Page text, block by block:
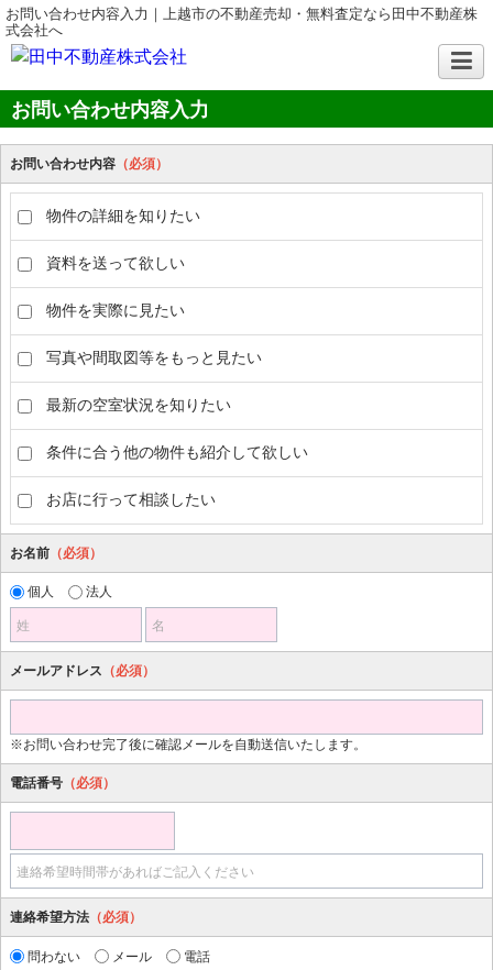
お問い合わせ内容入力｜上越市の不動産売却・無料査定なら田中不動産株
式会社へ
お問い合わせ内容入力
お問い合わせ内容 （必須）
物件の詳細を知りたい
資料を送って欲しい
物件を実際に見たい
写真や間取図等をもっと見たい
最新の空室状況を知りたい
条件に合う他の物件も紹介して欲しい
お店に行って相談したい
お名前 （必須）
個人 法人
姓 名
メールアドレス （必須）
※お問い合わせ完了後に確認メールを自動送信いたします。
電話番号 （必須）
連絡希望時間帯があればご記入ください
連絡希望方法 （必須）
問わない メール 電話